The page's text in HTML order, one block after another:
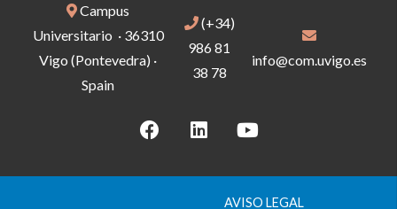
Campus
Universitario · 36310
Vigo (Pontevedra) ·
Spain
(+34)
986 81
38 78
info@com.uvigo.es
AVISO LEGAL